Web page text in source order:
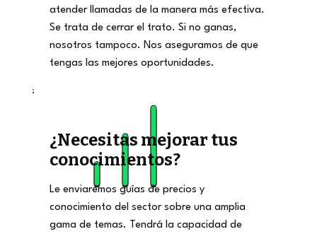
atender llamadas de la manera más efectiva.
Se trata de cerrar el trato. Si no ganas,
nosotros tampoco. Nos aseguramos de que
tengas las mejores oportunidades.
¿Necesitas mejorar tus
conocimientos?
Le enviaremos guías de precios y
conocimiento del sector sobre una amplia
gama de temas. Tendrá la capacidad de